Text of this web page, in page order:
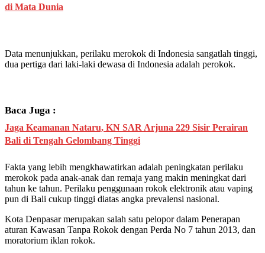
di Mata Dunia
Data menunjukkan, perilaku merokok di Indonesia sangatlah tinggi,
dua pertiga dari laki-laki dewasa di Indonesia adalah perokok.
Baca Juga :
Jaga Keamanan Nataru, KN SAR Arjuna 229 Sisir Perairan
Bali di Tengah Gelombang Tinggi
Fakta yang lebih mengkhawatirkan adalah peningkatan perilaku
merokok pada anak-anak dan remaja yang makin meningkat dari
tahun ke tahun. Perilaku penggunaan rokok elektronik atau vaping
pun di Bali cukup tinggi diatas angka prevalensi nasional.
Kota Denpasar merupakan salah satu pelopor dalam Penerapan
aturan Kawasan Tanpa Rokok dengan Perda No 7 tahun 2013, dan
moratorium iklan rokok.